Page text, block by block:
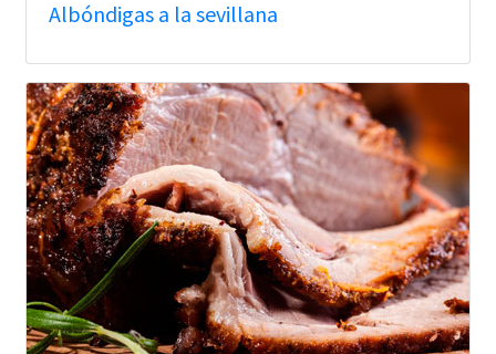
Albóndigas a la sevillana